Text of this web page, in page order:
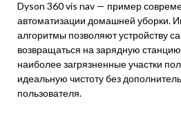
Dyson 360 vis nav — пример
автоматизации домашней уборки.
алгоритмы позволяют устройству
возвращаться на зарядную
наиболее загрязненные участки
идеальную чистоту без
пользователя.